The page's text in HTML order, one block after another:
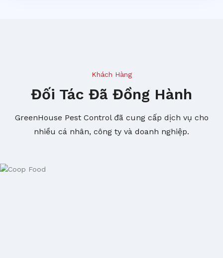
Khách Hàng
Đối Tác Đã Đồng Hành
GreenHouse Pest Control đã cung cấp dịch vụ cho
nhiều cá nhân, công ty và doanh nghiệp.